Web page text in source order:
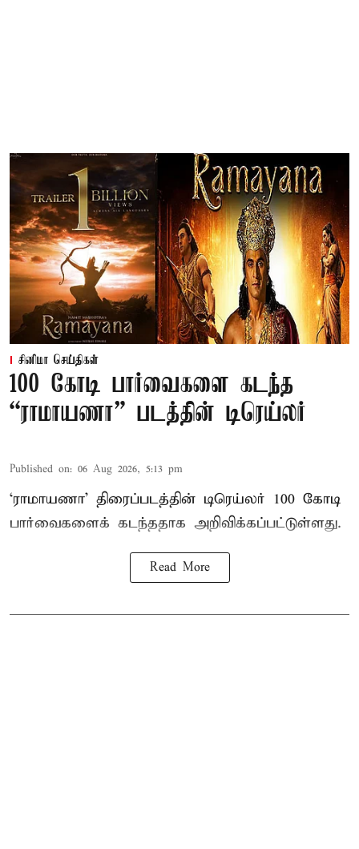
சினிமா செய்திகள்
100 கோடி பார்வைகளை கடந்த
“ராமாயணா” படத்தின் டிரெய்லர்
Published on: 06 Aug 2026, 5:13 pm
‘ராமாயணா’ திரைப்படத்தின் டிரெய்லர் 100 கோடி
பார்வைகளைக் கடந்ததாக அறிவிக்கப்பட்டுள்ளது.
Read More